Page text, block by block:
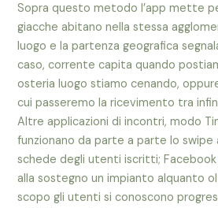
Sopra questo metodo l’app mette
giacche abitano nella stessa
luogo e la partenza geografica
caso, corrente capita quando
osteria luogo stiamo cenando,
cui passeremo la ricevimento tra
Altre applicazioni di incontri, modo
funzionano da parte a parte lo
schede degli utenti iscritti;
alla sostegno un impianto alquanto
scopo gli utenti si conoscono